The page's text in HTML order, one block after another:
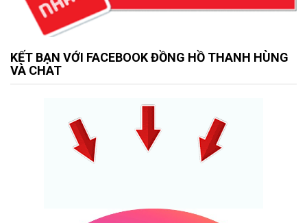
KẾT BẠN VỚI FACEBOOK ĐỒNG HỒ THANH HÙNG
VÀ CHAT